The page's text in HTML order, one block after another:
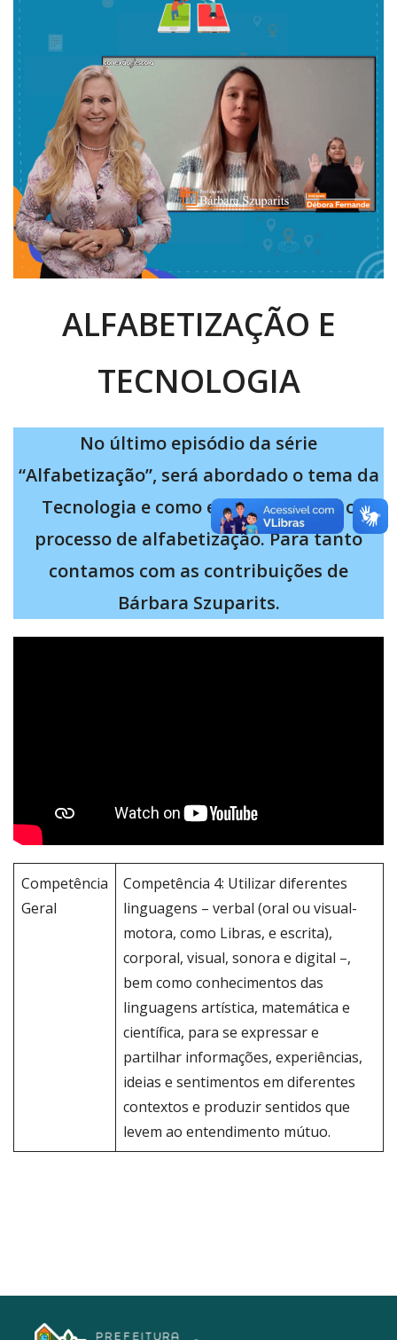
ALFABETIZAÇÃO E
TECNOLOGIA
No último episódio da série
“Alfabetização”, será abordado o tema da
Tecnologia e como ela pode apoiar o
processo de alfabetização. Para tanto
contamos com as contribuições de
Bárbara Szuparits.
Competência
Geral
Competência 4: Utilizar diferentes
linguagens – verbal (oral ou visual-
motora, como Libras, e escrita),
corporal, visual, sonora e digital –,
bem como conhecimentos das
linguagens artística, matemática e
científica, para se expressar e
partilhar informações, experiências,
ideias e sentimentos em diferentes
contextos e produzir sentidos que
levem ao entendimento mútuo.